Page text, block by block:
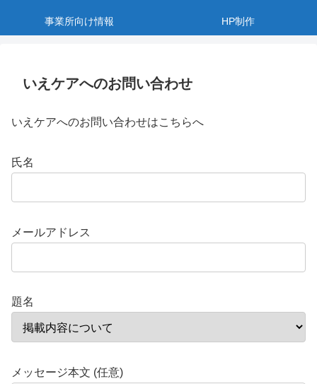
事業所向け情報 HP制作
いえケアへのお問い合わせ
いえケアへのお問い合わせはこちらへ
氏名
メールアドレス
題名
メッセージ本文 (任意)